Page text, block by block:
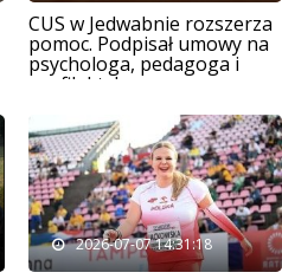
CUS w Jedwabnie rozszerza
pomoc. Podpisał umowy na
psychologa, pedagoga i
profilaktykę
2026-07-07 14:31:18